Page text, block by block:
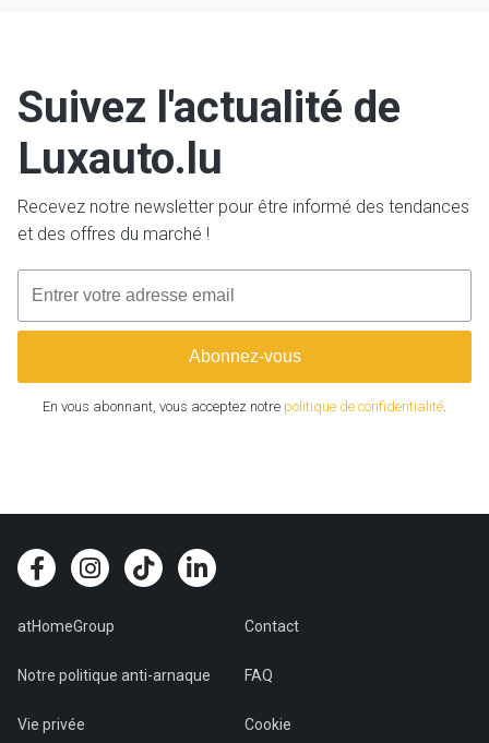
Suivez l'actualité de
Luxauto.lu
Recevez notre newsletter pour être informé des tendances
et des offres du marché !
En vous abonnant, vous acceptez notre politique de confidentialité.
atHomeGroup Contact
Notre politique anti-arnaque FAQ
Vie privée Cookie